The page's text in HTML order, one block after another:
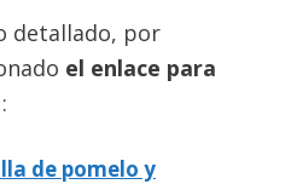
detallado, por
el enlace para
:
de pomelo y